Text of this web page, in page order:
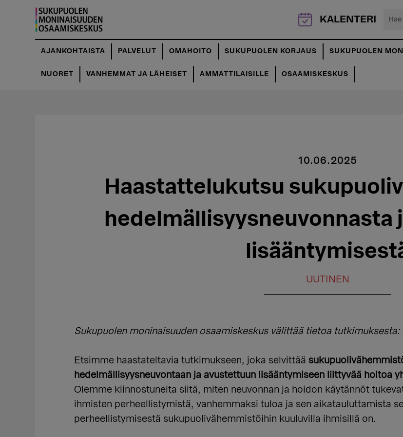
pääsisältöön
Hae
KALENTERI
AJANKOHTAISTA PALVELUT OMAHOITO SUKUPUOLEN KORJAUS SUKUPUOLEN
NUORET VANHEMMAT JA LÄHEISET AMMATTILAISILLE OSAAMISKESKUS
10.06.2025
Haastattelukutsu
hedelmällisyysneuvonnasta
UUTINEN
Sukupuolen moninaisuuden osaamiskeskus välittää tietoa tutkimuksesta:
Etsimme haastateltavia tutkimukseen, joka selvittää
hedelmällisyysneuvontaan ja avustettuun lisääntymiseen liittyvää hoitoa
Olemme kiinnostuneita siitä, miten neuvonnan ja hoidon käytännöt
ihmisten perheellistymistä, vanhemmaksi tuloa ja sen aikatauluttamista
perheellistymisestä sukupuolivähemmistöihin kuuluvilla ihmisillä on.